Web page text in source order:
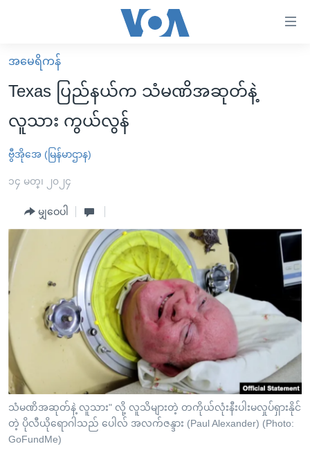
လွယ်ကူ
စေ
Link
များ
ပင်မ
ကျော်
ကြည့်
ရန်
ပင်မ
ညွန်း
စာမျက်နှာ
သို့
ကျော်
ကြည့်
ရန်
ရှာဖွေ
မူလစာမျက်နှာ
မြန်မာ
ကမ္ဘာ့သတင်းများ
နိုင်ငံတကာ
အစ္စရေး-ပါလက်စတိုင်း
ဗွီဒီယို
အင်္ဂလိပ်စာလေ့လာမယ်
အမေရိကန်သုံးအီဒီယံ
မကြေးမုံရဲ့ အင်္ဂလိပ်စာ
ရုပ်ရှင်ထဲက အင်္ဂလိပ်စာ
သုတပဒေသာ အင်္ဂလိပ်စာ
အပတ်စဉ်ကဏ္ဍများ
ရေဒီယိုနှင့်ရုပ်သံ အချက်အလက်များ
ရေဒီယို/တီဗွီအစီအစဉ်
Learning English
ဗွီအိုအေ လူမှုကွန်ယက်များ
ဘာသာစကားများ
အမေရိကန်
Texas ပြည်နယ်က သံမဏိအဆုတ်နဲ့
လူသား ကွယ်လွန်
ဗွီအိုအေ (မြန်မာဌာန)
၁၄ မတ္၊ ၂၀၂၄
မျှဝေပါ
သံမဏိအဆုတ်နဲ့ လူသား" လို့ လူသိများတဲ့ တကိုယ်လုံးနီးပါးမလှုပ်ရှားနိုင်
တဲ့ ပိုလီယိုရောဂါသည် ပေါလ် အလက်ဇန္ဒား (Paul Alexander) (Photo:
GoFundMe)